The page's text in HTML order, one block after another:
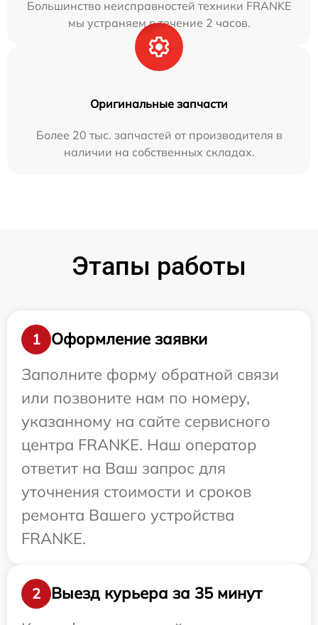
Большинство неисправностей техники FRANKE
мы устраняем в течение 2 часов.
Оригинальные запчасти
Более 20 тыс. запчастей от производителя в
наличии на собственных складах.
Этапы работы
1
Оформление заявки
Заполните форму обратной связи
или позвоните нам по номеру,
указанному на сайте сервисного
центра FRANKE. Наш оператор
ответит на Ваш запрос для
уточнения стоимости и сроков
ремонта Вашего устройства
FRANKE.
2
Выезд курьера за 35 минут